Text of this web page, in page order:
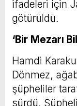
ifadeleri için
götürüldü.
‘Bir Mezarı
Hamdi
Dönmez,
şüpheliler
sürdü.